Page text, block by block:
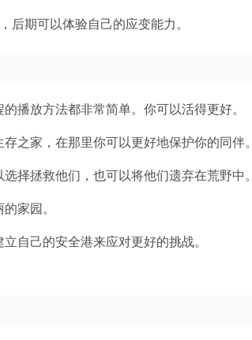
后期可以体验自己的应变能力。
播放方法都非常简单。你可以活得更好。
之家，在那里你可以更好地保护你的同伴。
择拯救他们，也可以将他们遗弃在荒野中。
家园。
自己的安全港来应对更好的挑战。